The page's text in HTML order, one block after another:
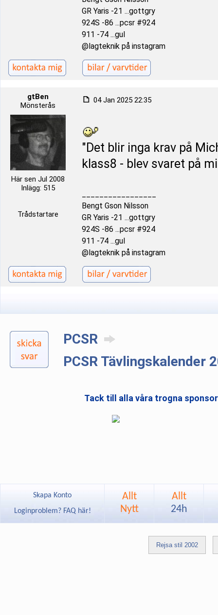
GR Yaris -21 ...gottgry
924S -86 ...pcsr #924
911 -74 ...gul
@lagteknik på instagram
gtBen
Mönsterås
Här sen Jul 2008
Inlägg: 515
Trådstartare
04 Jan 2025 22:35
"Det blir inga krav på
klass8 - blev svaret på
Bengt Gson Nilsson
GR Yaris -21 ...gottgry
924S -86 ...pcsr #924
911 -74 ...gul
@lagteknik på instagram
PCSR
PCSR Tävlingskalender
Tack till alla våra trogna
Skapa Konto
Loginproblem? FAQ här!
Allt
Nytt
Allt
24h
Rejsa stil 2002